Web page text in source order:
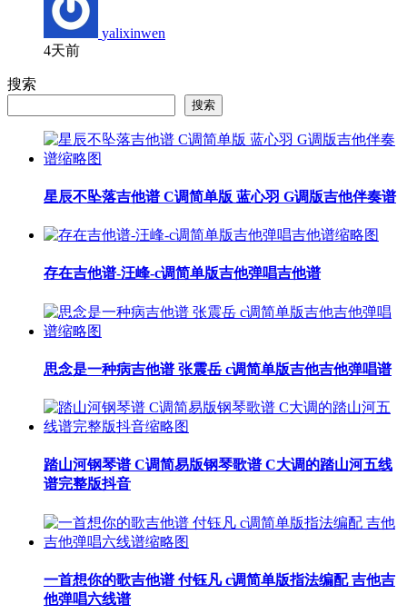
yalixinwen
4天前
搜索
搜索
星辰不坠落吉他谱 C调简单版 蓝心羽 G调版吉他伴奏谱
存在吉他谱-汪峰-c调简单版吉他弹唱吉他谱
思念是一种病吉他谱 张震岳 c调简单版吉他吉他弹唱谱
踏山河钢琴谱 C调简易版钢琴歌谱 C大调的踏山河五线
谱完整版抖音
一首想你的歌吉他谱 付钰凡 c调简单版指法编配 吉他吉
他弹唱六线谱